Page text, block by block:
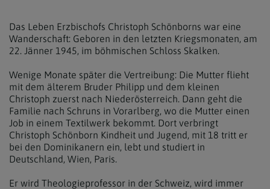
Das Leben Erzbischofs Christoph Schönborns war eine
Wanderschaft: Geboren in den letzten Kriegsmonaten, am
22. Jänner 1945, im böhmischen Schloss Skalken.
Wenige Monate später die Vertreibung: Die Mutter flieht
mit dem älterem Bruder Philipp und dem kleinen
Christoph zuerst nach Niederösterreich. Dann geht die
Familie nach Schruns in Vorarlberg, wo die Mutter einen
Job in einem Textilwerk bekommt. Dort verbringt
Christoph Schönborn Kindheit und Jugend, mit 18 tritt er
bei den Dominikanern ein, lebt und studiert in
Deutschland, Wien, Paris.
Er wird Theologieprofessor in der Schweiz, wird immer